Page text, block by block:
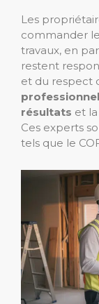
Les
commander
travaux, en
restent
et du respect
résultats et
Ces experts
tels que le